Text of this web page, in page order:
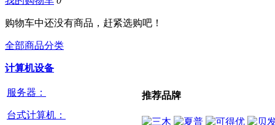
购物车中还没有商品，赶紧选购吧！
全部商品分类
计算机设备
服务器：
台式计算机：
推荐品牌